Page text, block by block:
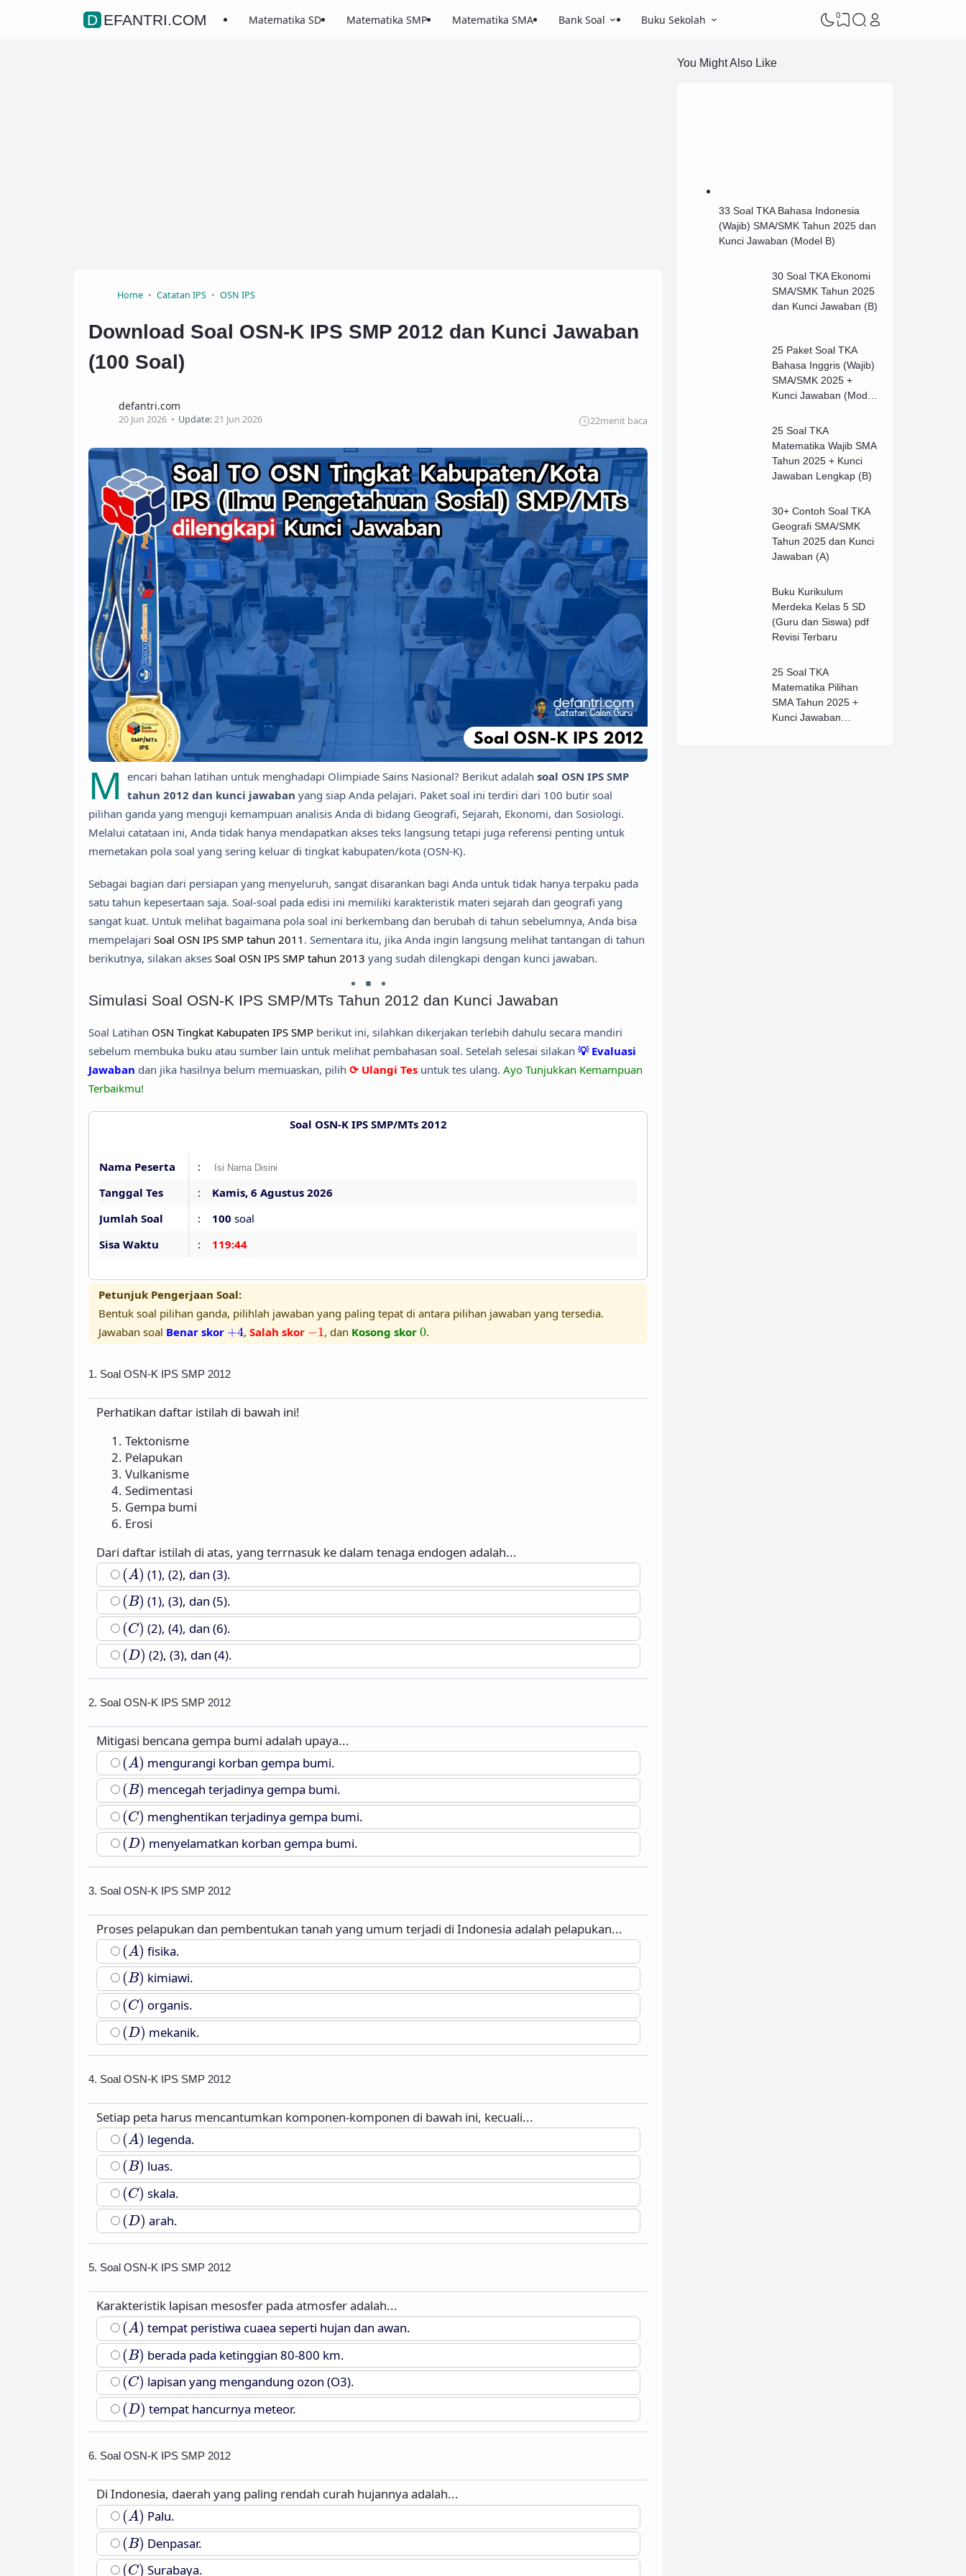
DEFANTRI.COM Matematika SD Matematika SMP Matematika SMA Bank Soal Buku Sekolah 0
Home Catatan IPS OSN IPS
Download Soal OSN-K IPS SMP 2012 dan Kunci Jawaban
(100 Soal)
defantri.com
20 Jun 2026 Update:21 Jun 2026 22menit baca
M encari bahan latihan untuk menghadapi Olimpiade Sains Nasional? Berikut adalah soal OSN IPS SMP
tahun 2012 dan kunci jawaban yang siap Anda pelajari. Paket soal ini terdiri dari 100 butir soal
pilihan ganda yang menguji kemampuan analisis Anda di bidang Geografi, Sejarah, Ekonomi, dan Sosiologi.
Melalui catataan ini, Anda tidak hanya mendapatkan akses teks langsung tetapi juga referensi penting untuk
memetakan pola soal yang sering keluar di tingkat kabupaten/kota (OSN-K).
Sebagai bagian dari persiapan yang menyeluruh, sangat disarankan bagi Anda untuk tidak hanya terpaku pada
satu tahun kepesertaan saja. Soal-soal pada edisi ini memiliki karakteristik materi sejarah dan geografi yang
sangat kuat. Untuk melihat bagaimana pola soal ini berkembang dan berubah di tahun sebelumnya, Anda bisa
mempelajari Soal OSN IPS SMP tahun 2011 . Sementara itu, jika Anda ingin langsung melihat tantangan di tahun
berikutnya, silakan akses Soal OSN IPS SMP tahun 2013 yang sudah dilengkapi dengan kunci jawaban.
Simulasi Soal OSN-K IPS SMP/MTs Tahun 2012 dan Kunci Jawaban
Soal Latihan OSN Tingkat Kabupaten IPS SMP berikut ini, silahkan dikerjakan terlebih dahulu secara mandiri
sebelum membuka buku atau sumber lain untuk melihat pembahasan soal. Setelah selesai silakan 💡 Evaluasi
Jawaban dan jika hasilnya belum memuaskan, pilih ⟳ Ulangi Tes untuk tes ulang. Ayo Tunjukkan Kemampuan
Terbaikmu!
Soal OSN-K IPS SMP/MTs 2012
Nama Peserta
:
Tanggal Tes
: Kamis, 6 Agustus 2026
Jumlah Soal
: 100 soal
Sisa Waktu
: 119:43
Petunjuk Pengerjaan Soal:
Bentuk soal pilihan ganda, pilihlah jawaban yang paling tepat di antara pilihan jawaban yang tersedia.
Jawaban soal Benar skor +4
+ 4 , Salah skor −1
1 , dan Kosong skor 0
0.
1. Soal OSN-K IPS SMP 2012
Perhatikan daftar istilah di bawah ini!
Tektonisme
Pelapukan
Vulkanisme
Sedimentasi
Gempa bumi
Erosi
Dari daftar istilah di atas, yang terrnasuk ke dalam tenaga endogen adalah...
(A)
(A) (1), (2), dan (3).
(B)
(B) (1), (3), dan (5).
(C)
(C) (2), (4), dan (6).
(D)
(D) (2), (3), dan (4).
2. Soal OSN-K IPS SMP 2012
Mitigasi bencana gempa bumi adalah upaya...
(A)
(A) mengurangi korban gempa bumi.
(B)
(B) mencegah terjadinya gempa bumi.
(C)
(C) menghentikan terjadinya gempa bumi.
(D)
(D) menyelamatkan korban gempa bumi.
3. Soal OSN-K IPS SMP 2012
Proses pelapukan dan pembentukan tanah yang umum terjadi di Indonesia adalah pelapukan...
(A)
(A) fisika.
(B)
(B) kimiawi.
(C)
(C) organis.
( D)
(D) mekanik.
4. Soal OSN-K IPS SMP 2012
Setiap peta harus mencantumkan komponen-komponen di bawah ini, kecuali...
(A)
(A) legenda.
(B)
(B) luas.
(C)
(C) skala.
( D)
(D) arah.
5. Soal OSN-K IPS SMP 2012
Karakteristik lapisan mesosfer pada atmosfer adalah...
(A)
(A) tempat peristiwa cuaea seperti hujan dan awan.
( B)
(B) berada pada ketinggian 80-800 km.
(C)
(C) lapisan yang mengandung ozon (O3).
(D)
(D) tempat hancurnya meteor.
6. Soal OSN-K IPS SMP 2012
Di Indonesia, daerah yang paling rendah curah hujannya adalah...
(A)
(A) Palu.
(B)
(B) Denpasar.
(C)
(C) Surabaya.
You Might Also Like
33 Soal TKA Bahasa Indonesia
(Wajib) SMA/SMK Tahun 2025 dan
Kunci Jawaban (Model B)
30 Soal TKA Ekonomi
SMA/SMK Tahun 2025
dan Kunci Jawaban (B)
25 Paket Soal TKA
Bahasa Inggris (Wajib)
SMA/SMK 2025 +
Kunci Jawaban (Model
25 Soal TKA
Matematika Wajib SMA
Tahun 2025 + Kunci
Jawaban Lengkap (B)
30+ Contoh Soal TKA
Geografi SMA/SMK
Tahun 2025 dan Kunci
Jawaban (A)
Buku Kurikulum
Merdeka Kelas 5 SD
(Guru dan Siswa) pdf
Revisi Terbaru
25 Soal TKA
Matematika Pilihan
SMA Tahun 2025 +
Kunci Jawaban